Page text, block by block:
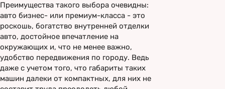
Преимущества такого выбора очевидны:
авто бизнес- или премиум-класса - это
роскошь, богатство внутренней отделки
авто, достойное впечатление на
окружающих и, что не менее важно,
удобство передвижения по городу. Ведь
даже с учетом того, что габариты таких
машин далеки от компактных, для них не